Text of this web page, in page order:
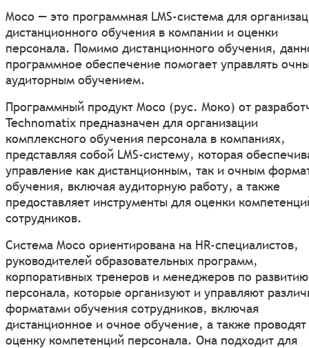
Moco — это программная LMS-система для
дистанционного обучения в компании и оценки
персонала. Помимо дистанционного обучения,
программное обеспечение помогает управлять
аудиторным обучением.
Программный продукт Moco (рус. Моко) от
Technomatix предназначен для организации
комплексного обучения персонала в компаниях,
представляя собой LMS-систему, которая
управление как дистанционным, так и очным
обучения, включая аудиторную работу, а также
предоставляет инструменты для оценки
сотрудников.
Система Moco ориентирована на HR-специалистов,
руководителей образовательных программ,
корпоративных тренеров и менеджеров по развитию
персонала, которые организуют и управляют
форматами обучения сотрудников, включая
дистанционное и очное обучение, а также проводят
оценку компетенций персонала. Она подходит для